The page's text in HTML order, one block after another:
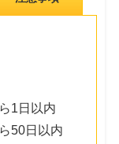
1日以内
50日以内